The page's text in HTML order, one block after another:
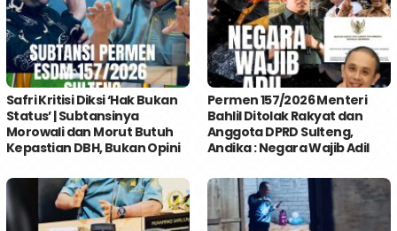
Safri Kritisi Diksi ‘Hak Bukan
Status’ | Subtansinya
Morowali dan Morut Butuh
Kepastian DBH, Bukan Opini
Permen 157/2026 Menteri
Bahlil Ditolak Rakyat dan
Anggota DPRD Sulteng,
Andika : Negara Wajib Adil